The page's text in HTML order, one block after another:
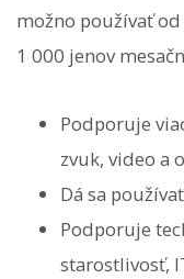
možno používať
1 000 jenov
Podporuje
zvuk, video a
Dá sa
Podporuje
starostlivosť,